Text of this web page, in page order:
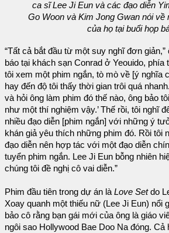
ca sĩ Lee Ji Eun và các đạo diễn
Go Woon và Kim Jong Gwan nói về
của họ tại buổi họp
“Tất cả bắt đầu từ một suy nghĩ đơn giản,”
báo tại khách sạn Conrad ở Yeouido, phía
tôi xem một phim ngắn, tò mò về [ý nghĩa
hay đến độ tôi thấy thời gian trôi quá
và hỏi ông làm phim đó thế nào, ông bảo
như một thí nghiệm vậy.’ Thế rồi, tôi nghĩ
nhiều đạo diễn [phim ngắn] với những ý
khán giả yêu thích những phim đó. Rồi tôi
đạo diễn nên hợp tác với một đạo diễn
tuyển phim ngắn. Lee Ji Eun bỗng nhiên
chúng tôi đề nghị cô vai diễn.”
Phim đầu tiên trong dự án là Love Setdo
Xoay quanh một thiếu nữ (Lee Ji Eun) nổi
bảo cô rằng bạn gái mới của ông là giáo
ngôi sao Hollywood Bae Doo Na đóng. Cả